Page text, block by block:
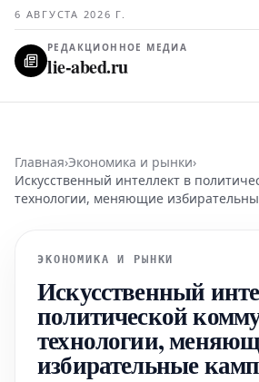
6 АВГУСТА 2026 Г.
РЕДАКЦИОННОЕ МЕДИА
lie-abed.ru
Главная›Экономика и рынки›
Искусственный интеллект в
технологии, меняющие
ЭКОНОМИКА И РЫНКИ
Искусственный
политической
технологии,
избирательные